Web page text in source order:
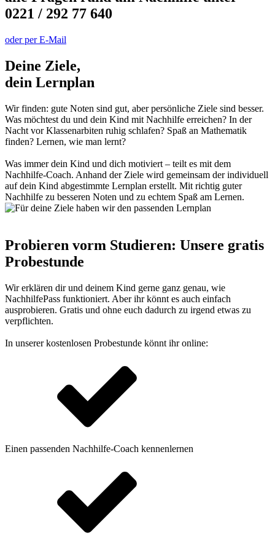
0221 / 292 77 640
oder per E-Mail
Deine Ziele,
dein Lernplan
Wir finden: gute Noten sind gut, aber persönliche Ziele sind besser.
Was möchtest du und dein Kind mit Nachhilfe erreichen? In der
Nacht vor Klassenarbiten ruhig schlafen? Spaß an Mathematik
finden? Lernen, wie man lernt?
Was immer dein Kind und dich motiviert – teilt es mit dem
Nachhilfe-Coach. Anhand der Ziele wird gemeinsam der individuell
auf dein Kind abgestimmte Lernplan erstellt. Mit richtig guter
Nachhilfe zu besseren Noten und zu echtem Spaß am Lernen.
Probieren vorm Studieren: Unsere gratis
Probestunde
Wir erklären dir und deinem Kind gerne ganz genau, wie
NachhilfePass funktioniert. Aber ihr könnt es auch einfach
ausprobieren. Gratis und ohne euch dadurch zu irgend etwas zu
verpflichten.
In unserer kostenlosen Probestunde könnt ihr online:
Einen passenden Nachhilfe-Coach kennenlernen